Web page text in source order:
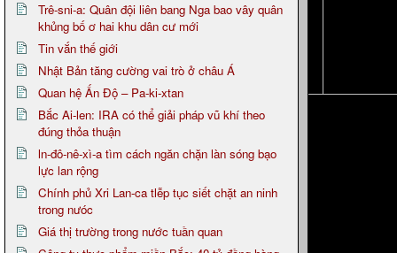
Trê-sni-a: Quân đội liên bang Nga bao vây quân
khủng bố ơ hai khu dân cư mới
Tin vắn thế giới
Nhật Bản tăng cường vai trò ở châu Á
Quan hệ Ấn Độ – Pa-ki-xtan
Bắc Ai-len: IRA có thể giải pháp vũ khí theo
đúng thỏa thuận
ln-đô-nê-xì-a tìm cách ngăn chặn làn sóng bạo
lực lan rộng
Chính phủ Xri Lan-ca tlễp tục siết chặt an ninh
trong nưóc
Giá thị trường trong nước tuần quan